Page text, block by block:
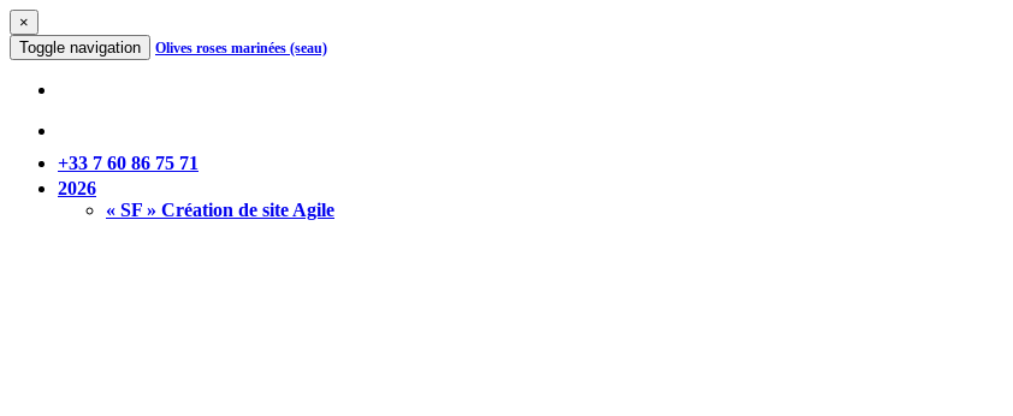
×
Toggle navigation
Olives roses marinées (seau)
+33 7 60 86 75 71
2026
« SF » Création de site Agile